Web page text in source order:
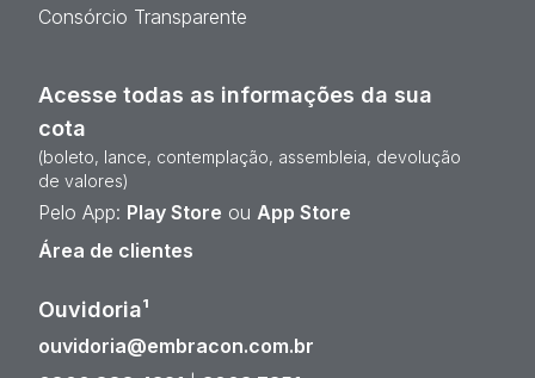
Consórcio Transparente
Acesse todas as informações da sua
cota
(boleto, lance, contemplação, assembleia, devolução
de valores)
Pelo App: Play Store ou App Store
Área de clientes
Ouvidoria¹
ouvidoria@embracon.com.br